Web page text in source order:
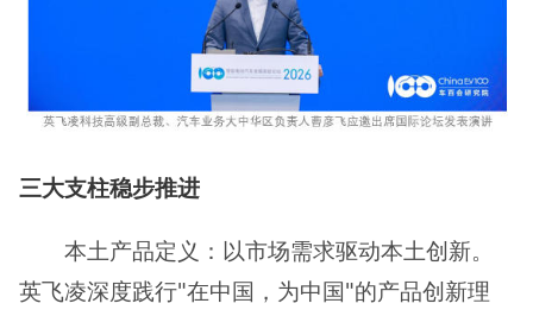
三大支柱稳步推进
本土产品定义：以市场需求驱动本土创新。
英飞凌深度践行"在中国，为中国"的产品创新理